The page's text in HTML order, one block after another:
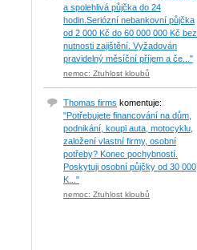
a spolehlivá půjčka do 24
hodin.Seriózní nebankovní půjčka
od 2 000 Kč do 60 000 000 Kč bez
nutnosti zajištění. Vyžadován
pravidelný měsíční příjem a če..."
nemoc: Ztuhlost kloubů
Thomas firms komentuje:
"Potřebujete financování na dům,
podnikání, koupi auta, motocyklu,
založení vlastní firmy, osobní
potřeby? Konec pochybností.
Poskytuji osobní půjčky od 30 000
K..."
nemoc: Ztuhlost kloubů